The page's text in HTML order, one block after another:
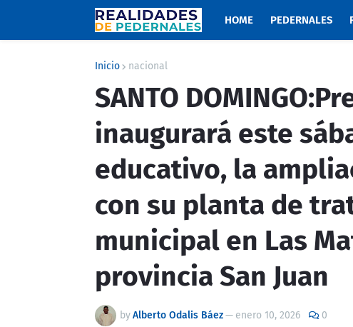
HOME PEDERNALES
Inicio nacional
SANTO
inaugurará este
educativo, la
con su planta de
municipal en Las
provincia San Juan
byAlberto Odalis Báez— enero 10, 2026 0